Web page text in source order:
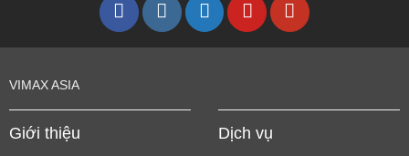
VIMAX ASIA
Giới thiệu Dịch vụ